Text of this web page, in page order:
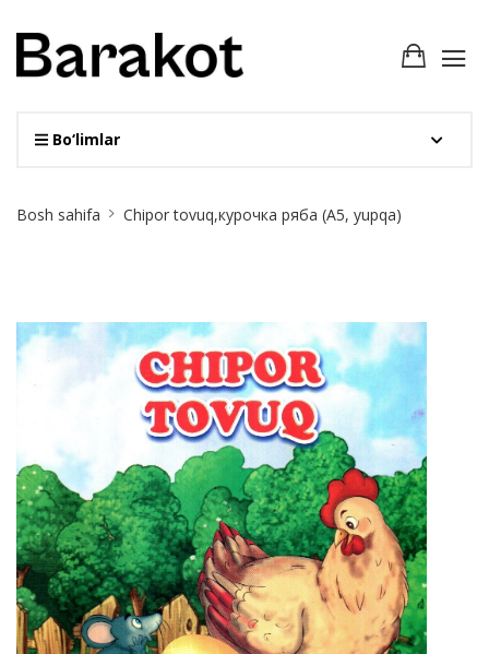
Bo‘limlar
Breadcrumb
Bosh sahifa Chipor tovuq,курочка ряба (А5, yupqa)